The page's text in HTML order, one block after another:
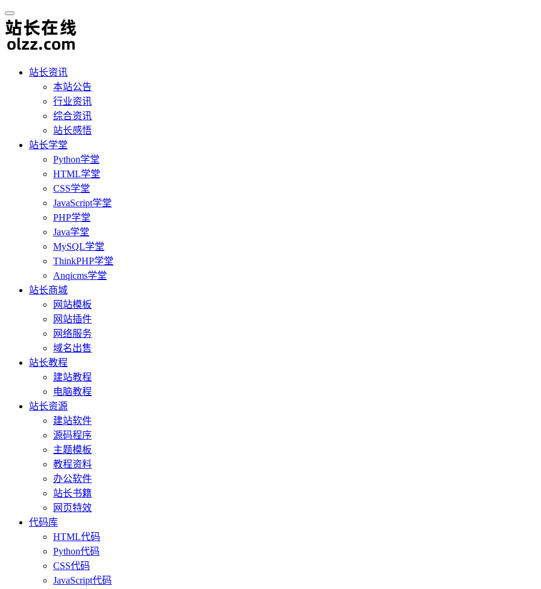
站长资讯
本站公告
行业资讯
综合资讯
站长感悟
站长学堂
Python学堂
HTML学堂
CSS学堂
JavaScript学堂
PHP学堂
Java学堂
MySQL学堂
ThinkPHP学堂
Anqicms学堂
站长商城
网站模板
网站插件
网络服务
域名出售
站长教程
建站教程
电脑教程
站长资源
建站软件
源码程序
主题模板
教程资料
办公软件
站长书籍
网页特效
代码库
HTML代码
Python代码
CSS代码
JavaScript代码